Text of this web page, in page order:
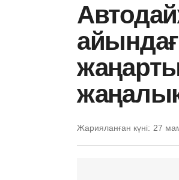
Жарияланған күні: 27